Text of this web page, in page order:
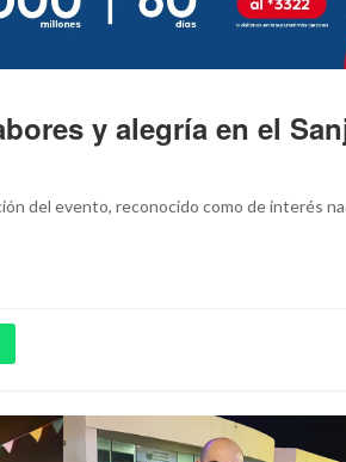
y alegría en el
del evento, reconocido como de interés